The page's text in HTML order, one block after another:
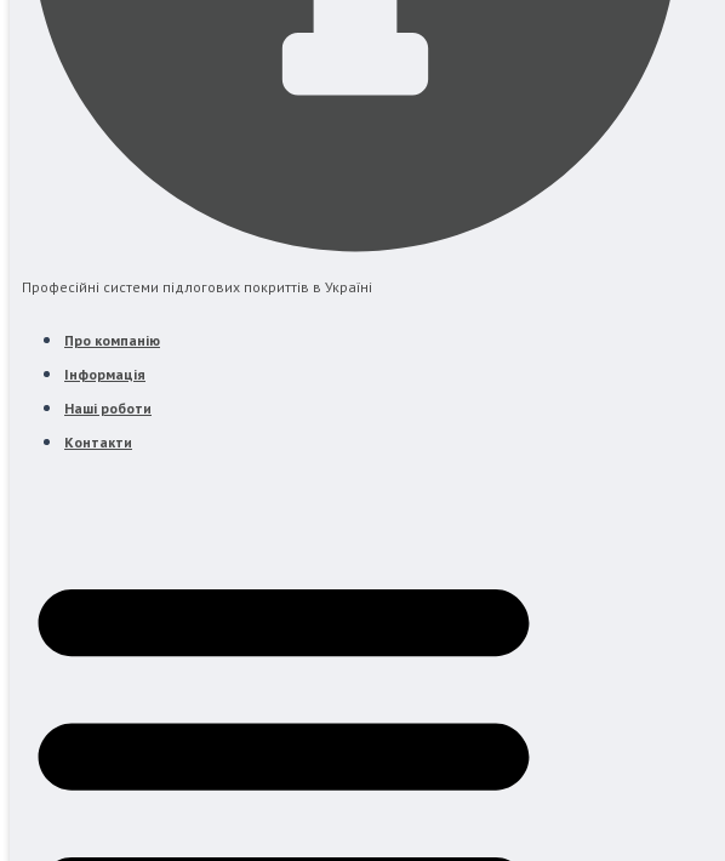
Професійні системи підлогових покриттів в Україні
Про компанію
Інформація
Наші роботи
Контакти